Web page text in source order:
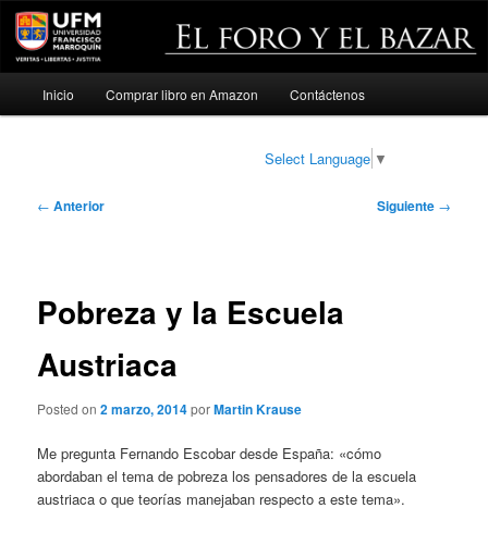
Ir
Inicio Comprar libro en Amazon Contáctenos
Select Language ▼
Navegación
← Anterior Siguiente →
Pobreza y la Escuela
Austriaca
Posted on2 marzo, 2014porMartin Krause
Me pregunta Fernando Escobar desde España: «cómo
abordaban el tema de pobreza los pensadores de la escuela
austriaca o que teorías manejaban respecto a este tema».